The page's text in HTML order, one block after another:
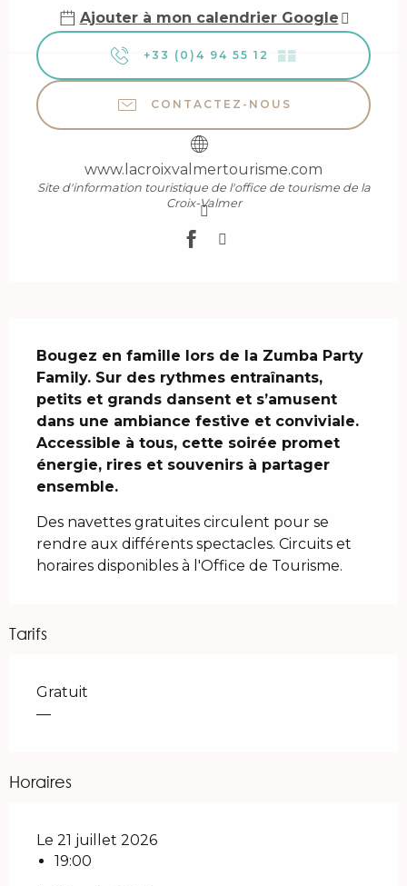
Ajouter à mon calendrier Google
+33 (0)4 94 55 12 ▒▒
CONTACTEZ-NOUS
www.lacroixvalmertourisme.com
Site d'information touristique de l'office de tourisme de la
Croix-Valmer
Bougez en famille lors de la Zumba Party
Family. Sur des rythmes entraînants,
petits et grands dansent et s’amusent
dans une ambiance festive et conviviale.
Accessible à tous, cette soirée promet
énergie, rires et souvenirs à partager
ensemble.
Des navettes gratuites circulent pour se
rendre aux différents spectacles. Circuits et
horaires disponibles à l'Office de Tourisme.
Tarifs
Gratuit
—
Horaires
Le 21 juillet 2026
19:00